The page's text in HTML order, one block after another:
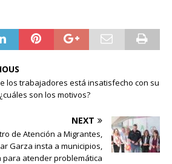
los trabajadores está insatisfecho con su
son los motivos?
NEXT
de Atención a Migrantes,
Garza insta a municipios,
atender problemática